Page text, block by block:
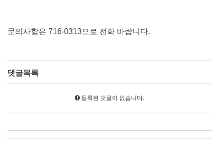
문의사항은 716-0313으로 전화 바랍니다.
댓글목록
등록된 댓글이 없습니다.